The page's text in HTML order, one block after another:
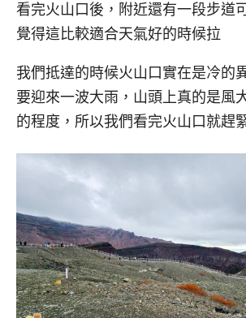
看完火山口後，附近還有一段步道
覺得這比較適合天氣好的時候拉
我們抵達的時候火山口實在是冷的
要迎來一波大雨，山頭上真的是風
的程度，所以我們看完火山口就趕